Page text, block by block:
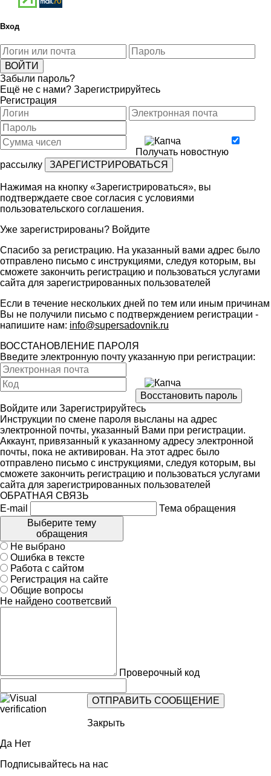
Вход
Забыли пароль?
Ещё не с нами? Зарегистрируйтесь
Регистрация
Получать новостную
рассылку
Нажимая на кнопку «Зарегистрироваться», вы
подтверждаете свое согласия с условиями
пользовательского соглашения.
Уже зарегистрированы? Войдите
Спасибо за регистрацию. На указанный вами адрес было
отправлено письмо с инструкциями, следуя которым, вы
сможете закончить регистрацию и пользоваться услугами
сайта для зарегистрированных пользователей
Если в течение нескольких дней по тем или иным причинам
Вы не получили письмо с подтверждением регистрации -
напишите нам: info@supersadovnik.ru
ВОССТАНОВЛЕНИЕ ПАРОЛЯ
Введите электронную почту указанную при регистрации:
Войдите или Зарегистрируйтесь
Инструкции по смене пароля высланы на адрес
электронной почты, указанный Вами при регистрации.
Аккаунт, привязанный к указанному адресу электронной
почты, пока не активирован. На этот адрес было
отправлено письмо с инструкциями, следуя которым, вы
сможете закончить регистрацию и пользоваться услугами
сайта для зарегистрированных пользователей
ОБРАТНАЯ СВЯЗЬ
E-mail
Тема обращения
Выберите тему
обращения
Не выбрано
Ошибка в тексте
Работа с сайтом
Регистрация на сайте
Общие вопросы
Не найдено соответсвий
Проверочный код
Закрыть
Да Нет
Подписывайтесь на нас